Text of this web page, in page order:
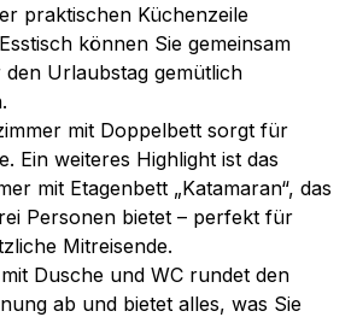
praktischen Küchenzeile
können Sie gemeinsam
Urlaubstag gemütlich
mit Doppelbett sorgt für
Ein weiteres Highlight ist das
mit Etagenbett „Katamaran“, das
Personen bietet – perfekt für
Mitreisende.
Dusche und WC rundet den
ab und bietet alles, was Sie